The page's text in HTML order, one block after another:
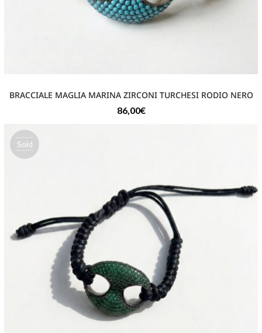
BRACCIALE MAGLIA MARINA ZIRCONI TURCHESI RODIO NERO
86,00€
Sold